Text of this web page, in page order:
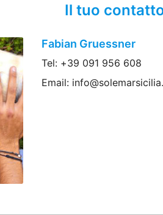
Il tuo
Fabian Gruessner
Tel: +39 091 956 608
Email: